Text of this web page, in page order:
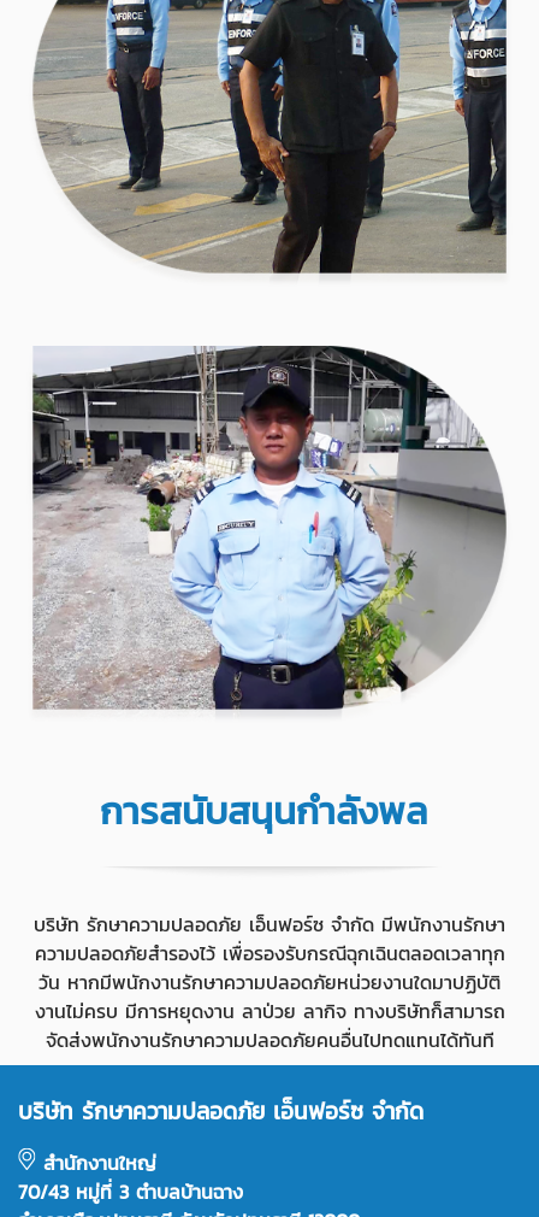
การสนับสนุนกำลังพล
บริษัท รักษาความปลอดภัย เอ็นฟอร์ซ จำกัด มีพนักงานรักษา
ความปลอดภัยสำรองไว้ เพื่อรองรับกรณีฉุกเฉินตลอดเวลาทุก
วัน หากมีพนักงานรักษาความปลอดภัยหน่วยงานใดมาปฏิบัติ
งานไม่ครบ มีการหยุดงาน ลาป่วย ลากิจ ทางบริษัทก็สามารถ
จัดส่งพนักงานรักษาความปลอดภัยคนอื่นไปทดแทนได้ทันที
บริษัท รักษาความปลอดภัย เอ็นฟอร์ซ จำกัด
สำนักงานใหญ่
70/43 หมู่ที่ 3 ตำบลบ้านฉาง